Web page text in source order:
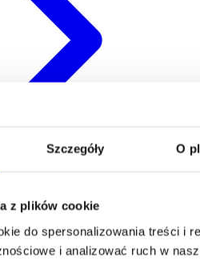
Szczegóły O
z plików cookie
do spersonalizowania treści i
i analizować ruch w